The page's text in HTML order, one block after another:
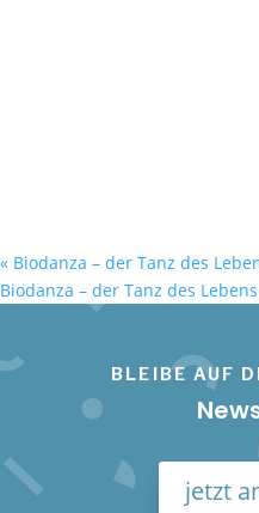
« Biodanza – der Tanz des
Biodanza – der Tanz des Lebens
BLEIBE AUF
jetzt